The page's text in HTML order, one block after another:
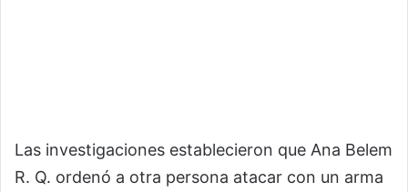
Las investigaciones establecieron que Ana Belem
R. Q. ordenó a otra persona atacar con un arma